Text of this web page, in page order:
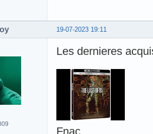
19-07-2023 19:11
Les dernieres
Fnac